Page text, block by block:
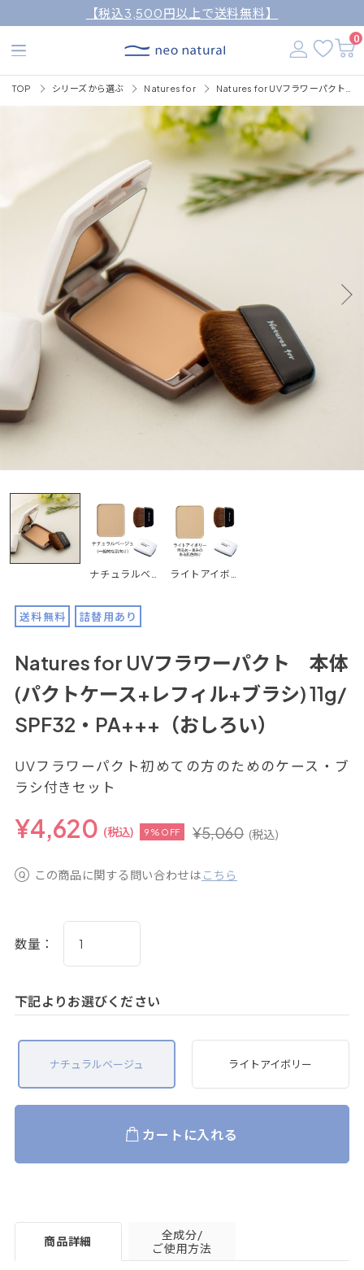
【税込3,500円以上で送料無料】
0
TOP シリーズから選ぶ Natures for
ナチュラルベージュ ライトアイボリー
送料無料 詰替用あり
Natures for UVフラワーパクト 本体
(パクトケース+レフィル+ブラシ) 11g/
SPF32・PA+++（おしろい）
UVフラワーパクト初めての方のためのケース・ブ
ラシ付きセット
¥4,620 (税込) 9%OFF ¥5,060 (税込)
この商品に関する問い合わせは こちら
数量：
下記よりお選びください
ナチュラルベージュ ライトアイボリー
カートに入れる
商品詳細
全成分/
ご使用方法